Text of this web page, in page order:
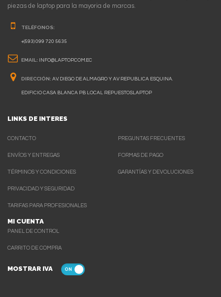
piezas de laptop para la mayoria de marcas.
TELÉFONOS:
+(593) 099 720 5635
EMAIL: INFO@LAPTOP.COM.EC
DIRECCIÓN: AV. DIEGO DE ALMAGRO Y AV REPUBLICA ESQUINA.
EDIFICIO CASA BLANCA PB LOCAL REPUESTOSLAPTOP
LINKS DE INTERES
CONTACTO
ENVÍOS Y ENTREGAS
TÉRMINOS Y CONDICIONES
PRIVACIDAD Y SEGURIDAD
TARIFAS PARA PROFESIONALES
MI CUENTA
PANEL DE CONTROL
CARRITO DE COMPRA
PREGUNTAS FRECUENTES
FORMAS DE PAGO
GARANTÍAS Y DEVOLUCIONES
MOSTRAR IVA